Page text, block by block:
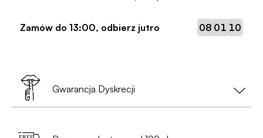
Zamów do 13:00, odbierz jutro 08 01 10
Gwarancja Dyskrecji